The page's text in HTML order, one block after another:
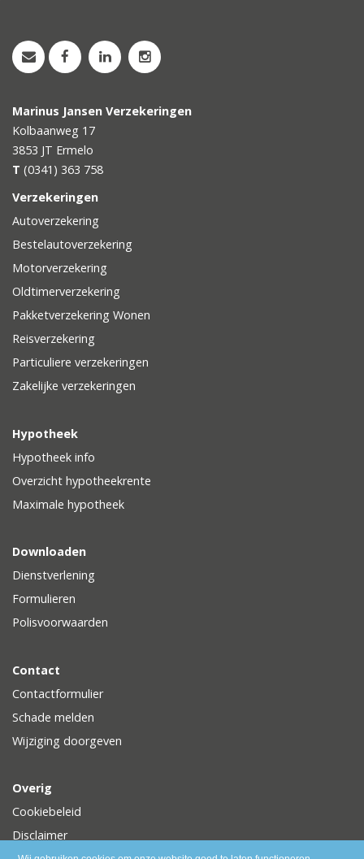
Marinus Jansen Verzekeringen
Kolbaanweg 17
3853 JT Ermelo
T (0341) 363 758
Verzekeringen
Autoverzekering
Bestelautoverzekering
Motorverzekering
Oldtimerverzekering
Pakketverzekering Wonen
Reisverzekering
Particuliere verzekeringen
Zakelijke verzekeringen
Hypotheek
Hypotheek info
Overzicht hypotheekrente
Maximale hypotheek
Downloaden
Dienstverlening
Formulieren
Polisvoorwaarden
Contact
Contactformulier
Schade melden
Wijziging doorgeven
Overig
Cookiebeleid
Disclaimer